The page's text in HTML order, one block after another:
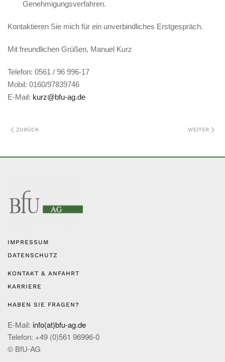
Genehmigungsverfahren.
Kontaktieren Sie mich für ein unverbindliches Erstgespräch.
Mit freundlichen Grüßen, Manuel Kurz
Telefon: 0561 / 96 996-17
Mobil: 0160/97839746
E-Mail: kurz@bfu-ag.de
ZURÜCK WEITER
IMPRESSUM
DATENSCHUTZ
KONTAKT & ANFAHRT
KARRIERE
HABEN SIE FRAGEN?
E-Mail: info(at)bfu-ag.de
Telefon: +49 (0)561 96996-0
© BfU-AG